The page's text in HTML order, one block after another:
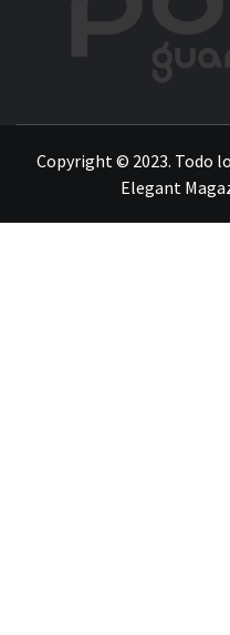
Copyright © 2023. Todo
Elegant